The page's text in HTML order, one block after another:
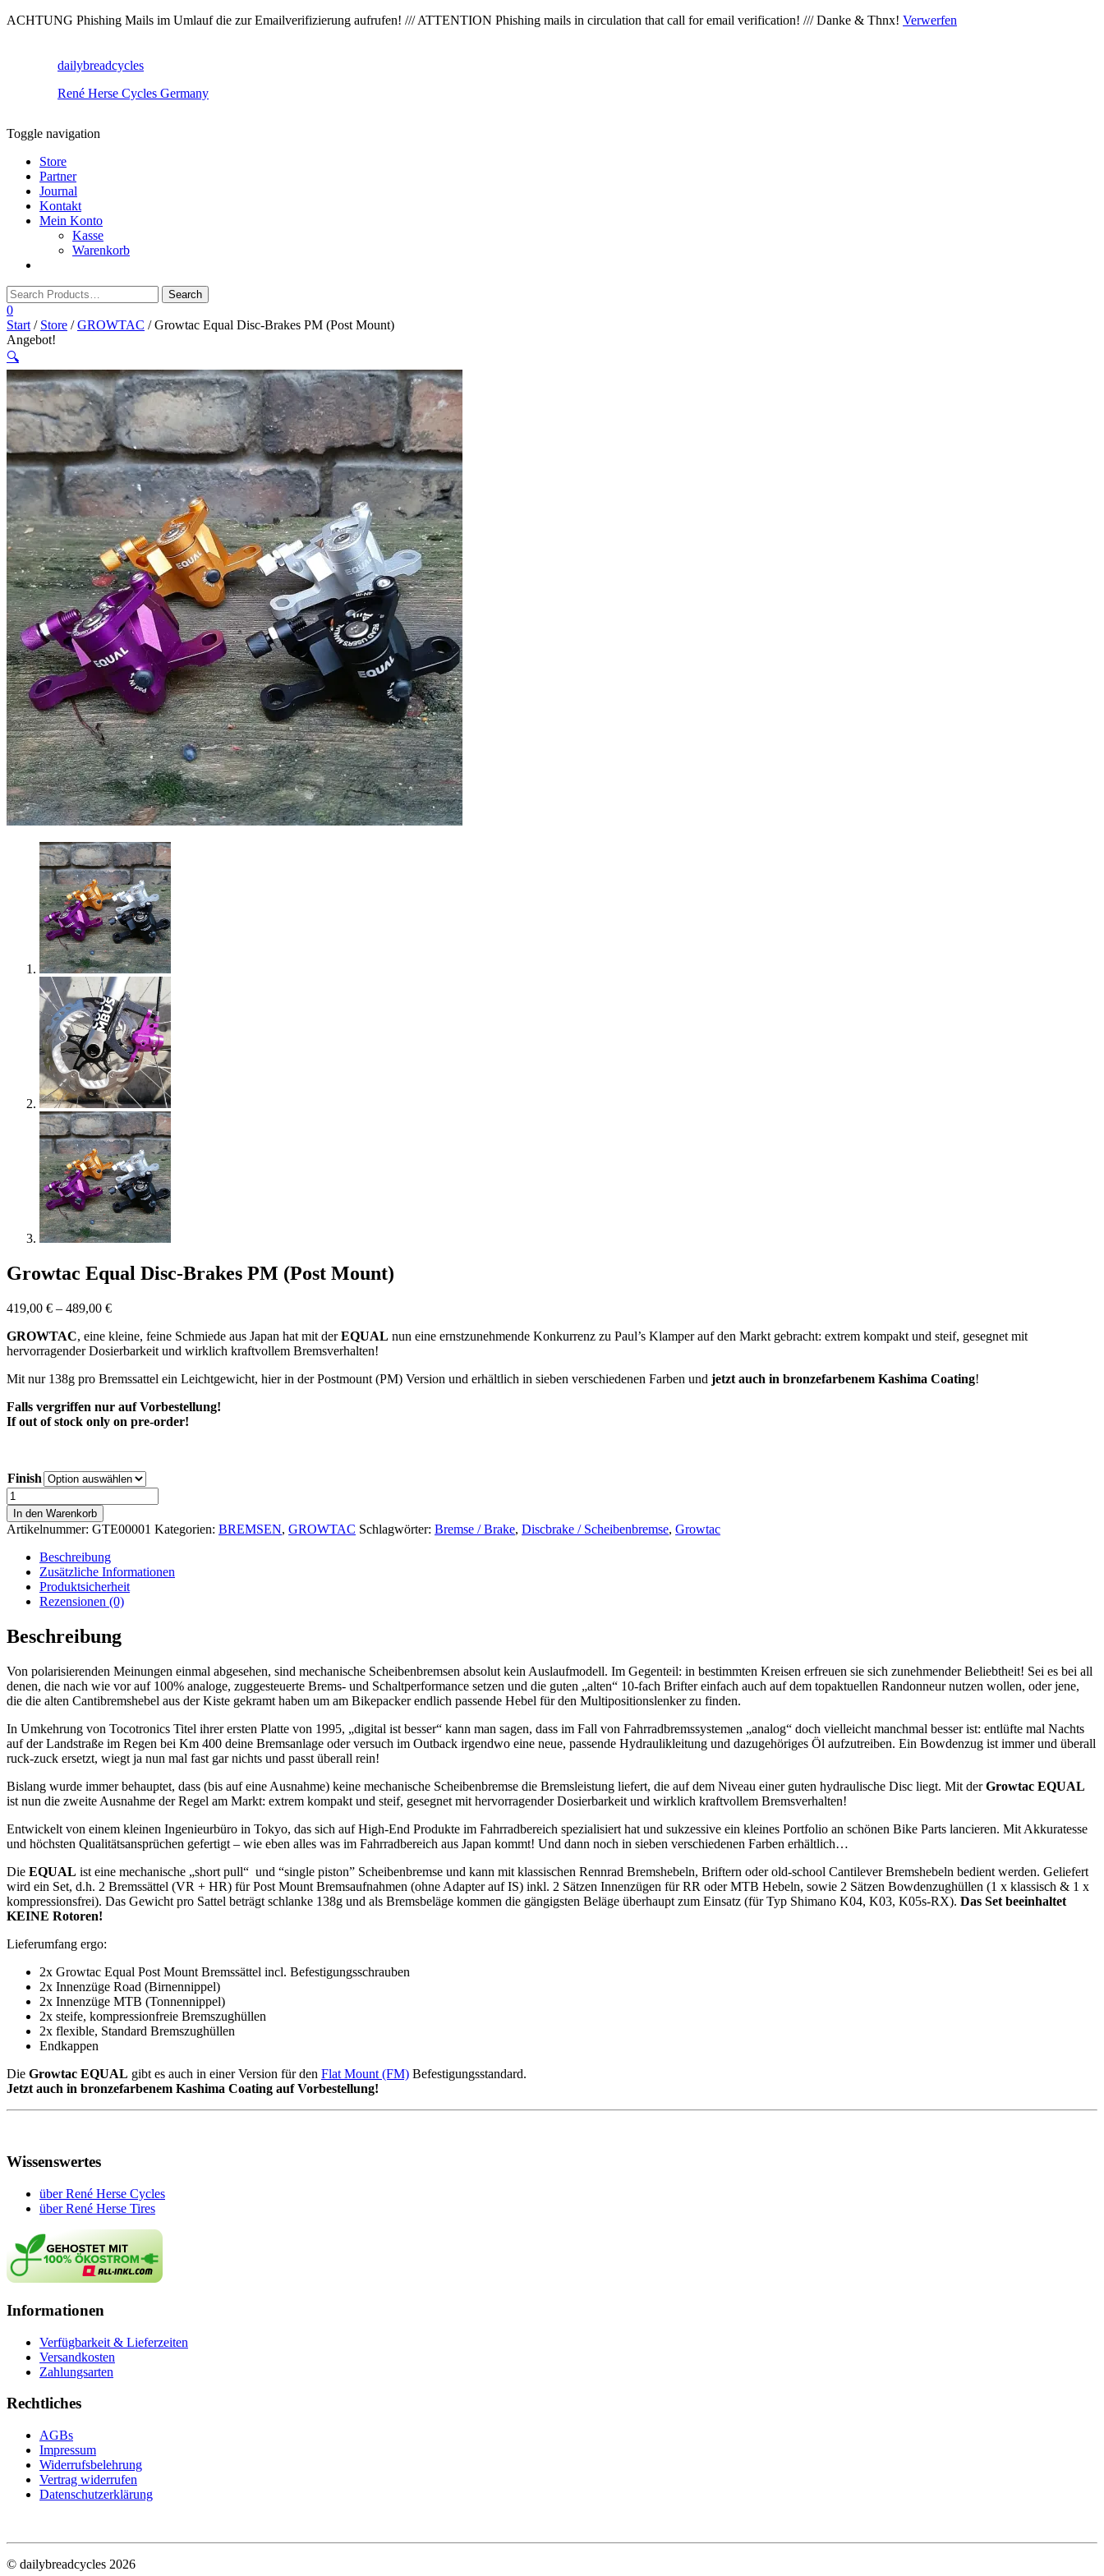
ACHTUNG Phishing Mails im Umlauf die zur Emailverifizierung aufrufen! /// ATTENTION Phishing mails in circulation that call for email verification! /// Danke & Thnx! Verwerfen
dailybreadcycles
René Herse Cycles Germany
Toggle navigation
Store
Partner
Journal
Kontakt
Mein Konto
Kasse
Warenkorb
0
Start / Store /GROWTAC / Growtac Equal Disc-Brakes PM (Post Mount)
Angebot!
🔍
Growtac Equal Disc-Brakes PM (Post Mount)
419,00 € – 489,00 €
GROWTAC, eine kleine, feine Schmiede aus Japan hat mit derEQUAL nun eine ernstzunehmende Konkurrenz zu Paul’s Klamper auf den Markt gebracht: extrem kompakt und steif, gesegnet mit
hervorragender Dosierbarkeit und wirklich kraftvollem Bremsverhalten!
Mit nur 138g pro Bremssattel ein Leichtgewicht, hier in der Postmount (PM) Version und erhältlich in sieben verschiedenen Farben und jetzt auch in bronzefarbenem Kashima Coating!
Falls vergriffen nur auf Vorbestellung!
If out of stock only on pre-order!
Finish
Growtac
Equal
Disc-
Brakes
(Post
Mount)
Menge
In den Warenkorb
Artikelnummer: GTE00001 Kategorien: BREMSEN, GROWTAC Schlagwörter: Bremse / Brake, Discbrake / Scheibenbremse, Growtac
Beschreibung
Zusätzliche Informationen
Produktsicherheit
Rezensionen (0)
Beschreibung
Von polarisierenden Meinungen einmal abgesehen, sind mechanische Scheibenbremsen absolut kein Auslaufmodell. Im Gegenteil: in bestimmten Kreisen erfreuen sie sich zunehmender Beliebtheit! Sei es bei all
denen, die nach wie vor auf 100% analoge, zuggesteuerte Brems- und Schaltperformance setzen und die guten „alten“ 10-fach Brifter einfach auch auf dem topaktuellen Randonneur nutzen wollen, oder jene,
die die alten Cantibremshebel aus der Kiste gekramt haben um am Bikepacker endlich passende Hebel für den Multipositionslenker zu finden.
In Umkehrung von Tocotronics Titel ihrer ersten Platte von 1995, „digital ist besser“ kann man sagen, dass im Fall von Fahrradbremssystemen „analog“ doch vielleicht manchmal besser ist: entlüfte mal Nachts
auf der Landstraße im Regen bei Km 400 deine Bremsanlage oder versuch im Outback irgendwo eine neue, passende Hydraulikleitung und dazugehöriges Öl aufzutreiben. Ein Bowdenzug ist immer und überall
ruck-zuck ersetzt, wiegt ja nun mal fast gar nichts und passt überall rein!
Bislang wurde immer behauptet, dass (bis auf eine Ausnahme) keine mechanische Scheibenbremse die Bremsleistung liefert, die auf dem Niveau einer guten hydraulische Disc liegt. Mit derGrowtac EQUAL
ist nun die zweite Ausnahme der Regel am Markt: extrem kompakt und steif, gesegnet mit hervorragender Dosierbarkeit und wirklich kraftvollem Bremsverhalten!
Entwickelt von einem kleinen Ingenieurbüro in Tokyo, das sich auf High-End Produkte im Fahrradbereich spezialisiert hat und sukzessive ein kleines Portfolio an schönen Bike Parts lancieren. Mit Akkuratesse
und höchsten Qualitätsansprüchen gefertigt – wie eben alles was im Fahrradbereich aus Japan kommt! Und dann noch in sieben verschiedenen Farben erhältlich…
Die EQUAL ist eine mechanische „short pull“ und “single piston” Scheibenbremse und kann mit klassischen Rennrad Bremshebeln, Briftern oder old-school Cantilever Bremshebeln bedient werden. Geliefert
wird ein Set, d.h. 2 Bremssättel (VR + HR) für Post Mount Bremsaufnahmen (ohne Adapter auf IS) inkl. 2 Sätzen Innenzügen für RR oder MTB Hebeln, sowie 2 Sätzen Bowdenzughüllen (1 x klassisch & 1 x
kompressionsfrei). Das Gewicht pro Sattel beträgt schlanke 138g und als Bremsbeläge kommen die gängigsten Beläge überhaupt zum Einsatz (für Typ Shimano K04, K03, K05s-RX). Das Set beeinhaltet
KEINE Rotoren!
Lieferumfang ergo:
2x Growtac Equal Post Mount Bremssättel incl. Befestigungsschrauben
2x Innenzüge Road (Birnennippel)
2x Innenzüge MTB (Tonnennippel)
2x steife, kompressionfreie Bremszughüllen
2x flexible, Standard Bremszughüllen
Endkappen
Die Growtac EQUAL gibt es auch in einer Version für den Flat Mount (FM) Befestigungsstandard.
Jetzt auch in bronzefarbenem Kashima Coating auf Vorbestellung!
Wissenswertes
über René Herse Cycles
über René Herse Tires
Informationen
Verfügbarkeit & Lieferzeiten
Versandkosten
Zahlungsarten
Rechtliches
AGBs
Impressum
Widerrufsbelehrung
Vertrag widerrufen
Datenschutzerklärung
© dailybreadcycles 2026